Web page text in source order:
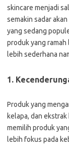
skincare menjadi
semakin sadar
yang sedang
produk yang
lebih sederhana
1.
Produk yang
kelapa, dan
memilih produk
lebih fokus pada